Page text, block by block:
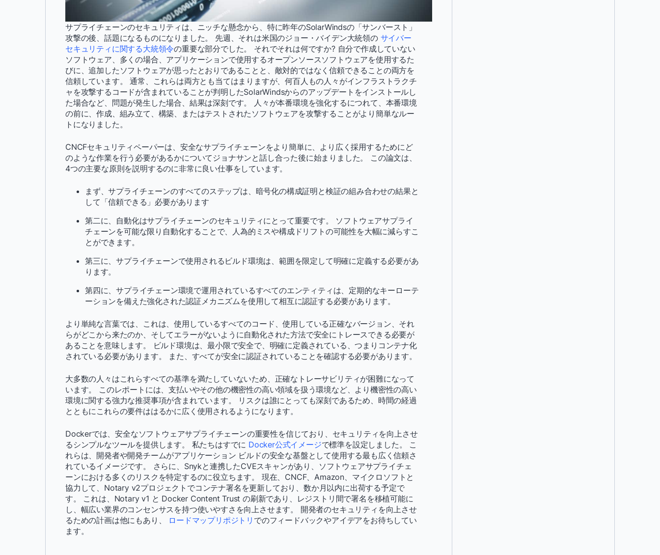
サプライチェーンのセキュリティは、ニッチな懸念から、特に昨年のSolarWindsの「サンバースト」
攻撃の後、話題になるものになりました。 先週、それは米国のジョー・バイデン大統領の サイバー
セキュリティに関する大統領令の重要な部分でした。 それでそれは何ですか? 自分で作成していない
ソフトウェア、多くの場合、アプリケーションで使用するオープンソースソフトウェアを使用するた
びに、追加したソフトウェアが思ったとおりであることと、敵対的ではなく信頼できることの両方を
信頼しています。 通常、これらは両方とも当てはまりますが、何百人もの人々がインフラストラクチ
ャを攻撃するコードが含まれていることが判明したSolarWindsからのアップデートをインストールし
た場合など、問題が発生した場合、結果は深刻です。 人々が本番環境を強化するにつれて、本番環境
の前に、作成、組み立て、構築、またはテストされたソフトウェアを攻撃することがより簡単なルー
トになりました。
CNCFセキュリティペーパーは、安全なサプライチェーンをより簡単に、より広く採用するためにど
のような作業を行う必要があるかについてジョナサンと話し合った後に始まりました。 この論文は、
4つの主要な原則を説明するのに非常に良い仕事をしています。
まず、サプライチェーンのすべてのステップは、暗号化の構成証明と検証の組み合わせの結果と
して「信頼できる」必要があります
第二に、自動化はサプライチェーンのセキュリティにとって重要です。 ソフトウェアサプライ
チェーンを可能な限り自動化することで、人為的ミスや構成ドリフトの可能性を大幅に減らすこ
とができます。
第三に、サプライチェーンで使用されるビルド環境は、範囲を限定して明確に定義する必要があ
ります。
第四に、サプライチェーン環境で運用されているすべてのエンティティは、定期的なキーローテ
ーションを備えた強化された認証メカニズムを使用して相互に認証する必要があります。
より単純な言葉では、これは、使用しているすべてのコード、使用している正確なバージョン、それ
らがどこから来たのか、そしてエラーがないように自動化された方法で安全にトレースできる必要が
あることを意味します。 ビルド環境は、最小限で安全で、明確に定義されている、つまりコンテナ化
されている必要があります。 また、すべてが安全に認証されていることを確認する必要があります。
大多数の人々はこれらすべての基準を満たしていないため、正確なトレーサビリティが困難になって
います。 このレポートには、支払いやその他の機密性の高い領域を扱う環境など、より機密性の高い
環境に関する強力な推奨事項が含まれています。 リスクは誰にとっても深刻であるため、時間の経過
とともにこれらの要件ははるかに広く使用されるようになります。
Dockerでは、安全なソフトウェアサプライチェーンの重要性を信じており、セキュリティを向上させ
るシンプルなツールを提供します。 私たちはすでに Docker公式イメージで標準を設定しました。 こ
れらは、開発者や開発チームがアプリケーション ビルドの安全な基盤として使用する最も広く信頼さ
れているイメージです。 さらに、Snykと連携したCVEスキャンがあり、ソフトウェアサプライチェ
ーンにおける多くのリスクを特定するのに役立ちます。 現在、CNCF、Amazon、マイクロソフトと
協力して、Notary v2プロジェクトでコンテナ署名を更新しており、数か月以内に出荷する予定で
す。 これは、Notary v1 と Docker Content Trust の刷新であり、レジストリ間で署名を移植可能に
し、幅広い業界のコンセンサスを持つ使いやすさを向上させます。 開発者のセキュリティを向上させ
るための計画は他にもあり、
ロードマップリポジトリ でのフィードバックやアイデアをお待ちしてい
ます。